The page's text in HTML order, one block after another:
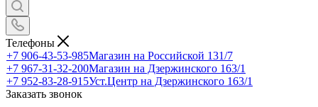
Телефоны
+7 906-43-53-985Магазин на Российской 131/7
+7 967-31-32-200Магазин на Дзержинского 163/1
+7 952-83-28-915Уст.Центр на Дзержинского 163/1
Заказать звонок